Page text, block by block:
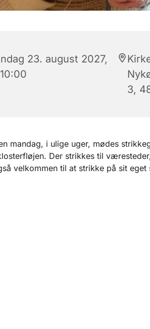
23. august 2027,
3,
mandag, i ulige uger, mødes
Der strikkes til
velkommen til at strikke på sit eget